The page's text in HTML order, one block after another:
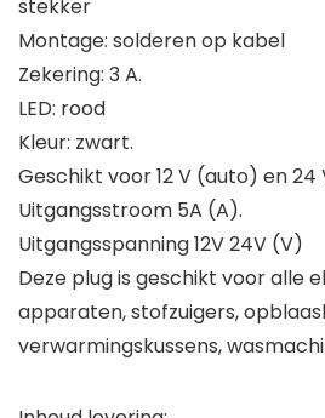
stekker
Montage: solderen op kabel
Zekering: 3 A.
LED: rood
Kleur: zwart.
Geschikt voor 12 V (auto) en 24
Uitgangsstroom 5A (A).
Uitgangsspanning 12V 24V (V)
Deze plug is geschikt voor alle
apparaten, stofzuigers,
verwarmingskussens,